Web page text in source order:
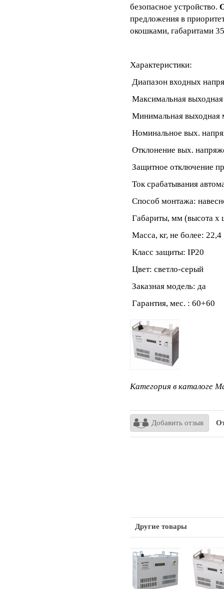
безопасное устройство.
предложения в
окошками, габаритами
Характеристики:
Диапазон входных
Максимальная
Минимальная выходная
Номинальное вых.
Отклонение вых.
Защитное отключение
Ток срабатывания
Способ монтажа:
Габариты, мм (высота x
Масса, кг, не более: 22,4
Класс защиты: IP20
Цвет: светло-серый
Заказная модель: да
Гарантия, мес. : 60+60
Категория в каталоге
Добавить отзыв
Другие товары